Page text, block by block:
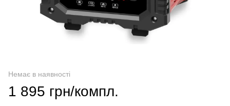
Немає в наявності
1 895 грн/компл.